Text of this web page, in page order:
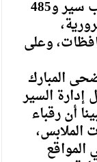
وأوضح المرايات أن هناك 1254 رقيب سير و485
وعلى
المبارك
السير
أن رقباء
الملابس،
المواقع